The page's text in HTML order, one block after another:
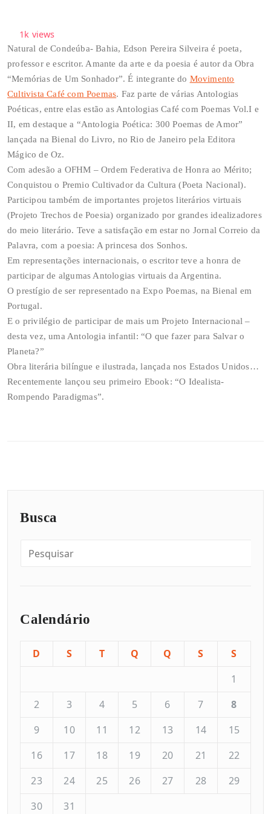
1k views
Natural de Condeúba- Bahia, Edson Pereira Silveira é poeta,
professor e escritor. Amante da arte e da poesia é autor da Obra
“Memórias de Um Sonhador”. É integrante do Movimento
Cultivista Café com Poemas. Faz parte de várias Antologias
Poéticas, entre elas estão as Antologias Café com Poemas Vol.I e
II, em destaque a “Antologia Poética: 300 Poemas de Amor”
lançada na Bienal do Livro, no Rio de Janeiro pela Editora
Mágico de Oz.
Com adesão a OFHM – Ordem Federativa de Honra ao Mérito;
Conquistou o Premio Cultivador da Cultura (Poeta Nacional).
Participou também de importantes projetos literários virtuais
(Projeto Trechos de Poesia) organizado por grandes idealizadores
do meio literário. Teve a satisfação em estar no Jornal Correio da
Palavra, com a poesia: A princesa dos Sonhos.
Em representações internacionais, o escritor teve a honra de
participar de algumas Antologias virtuais da Argentina.
O prestígio de ser representado na Expo Poemas, na Bienal em
Portugal.
E o privilégio de participar de mais um Projeto Internacional –
desta vez, uma Antologia infantil: “O que fazer para Salvar o
Planeta?”
Obra literária bilíngue e ilustrada, lançada nos Estados Unidos…
Recentemente lançou seu primeiro Ebook: “O Idealista-
Rompendo Paradigmas”.
Busca
Calendário
D S T Q Q S
S
1
2
3 4 5 6 7
8
9
10 11 12 13 14
15
16
17 18 19 20 21
22
23
24 25 26 27 28
29
30
31